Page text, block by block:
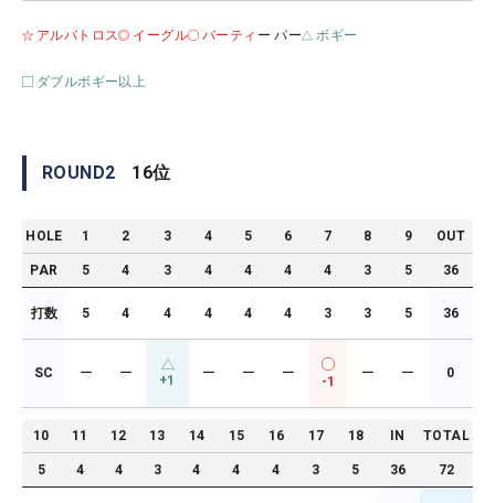
アルバトロス イーグル バーティ ー パー ボギー
ダブルボギー以上
ROUND2 16位
HOLE 1 2 3 4 5 6 7 8 9 OUT
PAR 5 4 3 4 4 4 4 3 5 36
打数 5 4 4 4 4 4 3 3 5 36
SC ー ー +1 ー ー ー
-1
ー ー 0
10 11 12 13 14 15 16 17 18 IN TOTAL
5 4 4 3 4 4 4 3 5 36 72